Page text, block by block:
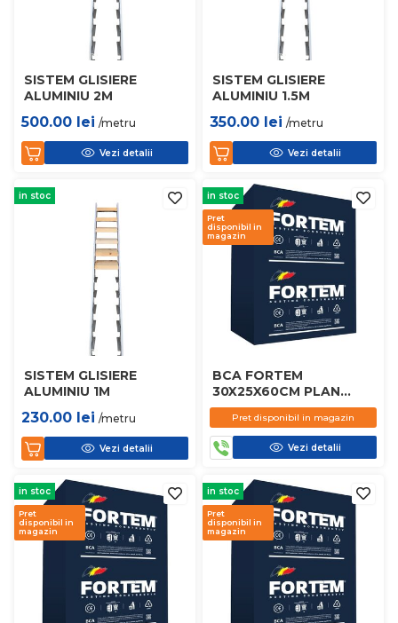
SISTEM GLISIERE
ALUMINIU 2M
500.00 lei /metru
Vezi detalii
SISTEM GLISIERE
ALUMINIU 1.5M
350.00 lei /metru
Vezi detalii
in stoc
SISTEM GLISIERE
ALUMINIU 1M
230.00 lei /metru
Vezi detalii
in stoc
Pret
disponibil in
magazin
BCA FORTEM
30X25X60CM PLAN
D450
Pret disponibil in magazin
Vezi detalii
in stoc
Pret
disponibil in
magazin
in stoc
Pret
disponibil in
magazin